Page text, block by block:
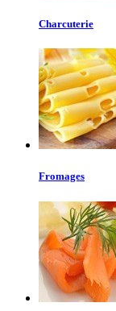
Charcuterie
Fromages